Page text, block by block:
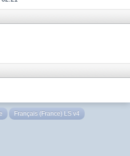
Français (France) LS v4